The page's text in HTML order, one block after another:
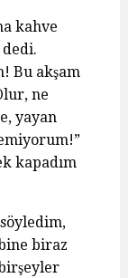
kahve
Bu akşam
ne
yayan
kapadım
biraz